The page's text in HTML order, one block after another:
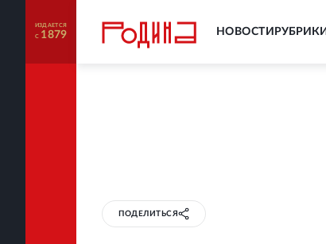
ИЗДАЕТСЯ
С 1879 НОВОСТИ РУБРИКИ
ПОДЕЛИТЬСЯ